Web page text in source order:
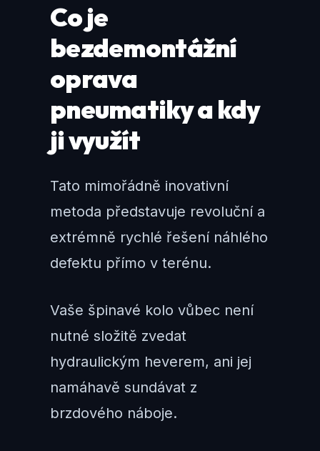
Co je
bezdemontážní
oprava
pneumatiky a kdy
ji využít
Tato mimořádně inovativní
metoda představuje revoluční a
extrémně rychlé řešení náhlého
defektu přímo v terénu.
Vaše špinavé kolo vůbec není
nutné složitě zvedat
hydraulickým heverem, ani jej
namáhavě sundávat z
brzdového náboje.